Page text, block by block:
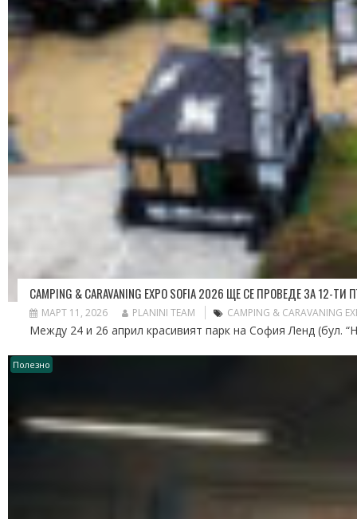
CAMPING & CARAVANING EXPO SOFIA 2026 ЩЕ СЕ ПРОВЕДЕ ЗА
МАРТ 11, 2026 PLANINI TEAM CAMPING & CARAVANING
Между 24 и 26 април красивият парк на София Ленд (бул.
Полезно